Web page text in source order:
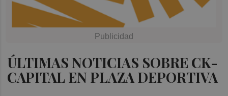
ÚLTIMAS NOTICIAS SOBRE CK-
CAPITAL EN PLAZA DEPORTIVA